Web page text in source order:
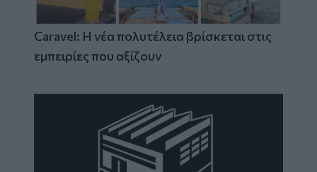
Caravel: Η νέα πολυτέλεια βρίσκεται στις
εμπειρίες που αξίζουν